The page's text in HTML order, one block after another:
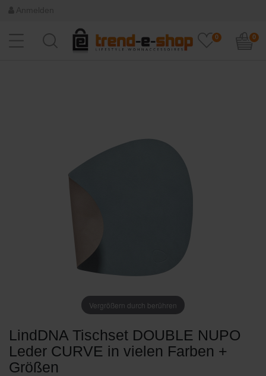
0 0
Vergrößern durch berühren
LindDNA Tischset DOUBLE NUPO
Leder CURVE in vielen Farben +
Größen